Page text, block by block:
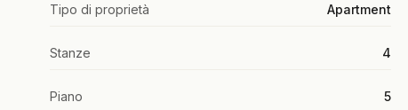
Tipo di proprietà Apartment
Stanze 4
Piano 5